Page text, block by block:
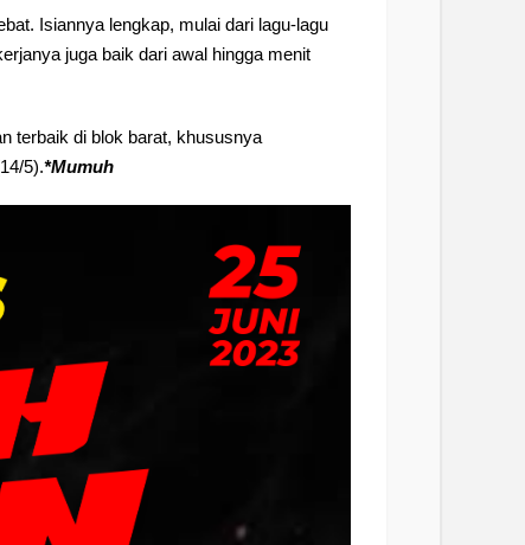
Isiannya lengkap, mulai dari lagu-lagu
juga baik dari awal hingga menit
terbaik di blok barat, khususnya
5).*Mumuh